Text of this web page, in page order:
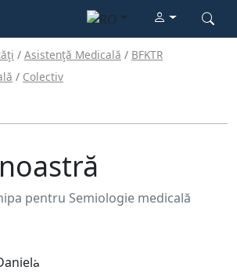
Asistenţă Medicală
BFKTR
Colectiv
pentru Semiologie medicală